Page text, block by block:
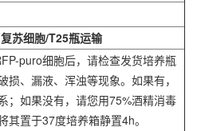
复苏细胞/T25瓶运输
-puro细胞后，请检查发货培养瓶
损、漏液、浑浊等现象。如果有，
；如果没有，请您用75%酒精消毒
其置于37度培养箱静置4h。